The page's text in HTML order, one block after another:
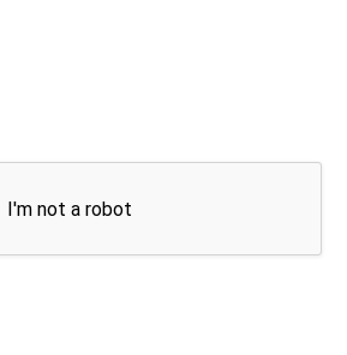
I'm not a robot